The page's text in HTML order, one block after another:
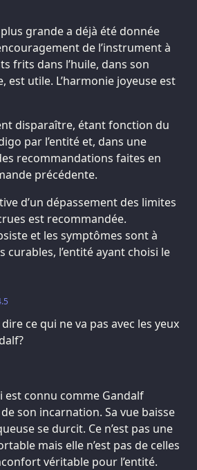
plus grande a déjà été donnée
de l’instrument à
frits dans l’huile, dans son
est utile. L’harmonie joyeuse est
disparaître, étant fonction du
par l’entité et, dans une
recommandations faites en
précédente.
d’un dépassement des limites
est recommandée.
et les symptômes sont à
curables, l’entité ayant choisi le
ce qui ne va pas avec les yeux
est connu comme Gandalf
son incarnation. Sa vue baisse
se durcit. Ce n’est pas une
mais elle n’est pas de celles
véritable pour l’entité.